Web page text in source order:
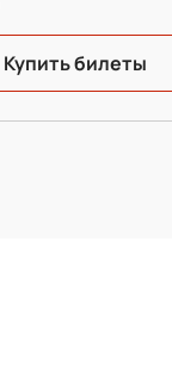
Купить билеты